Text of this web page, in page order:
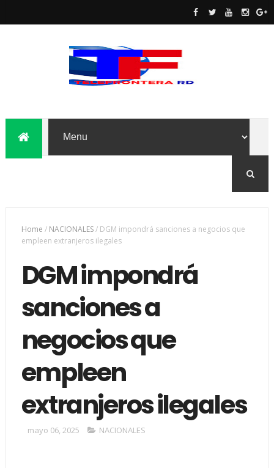
Home / NACIONALES/ DGM impondrá sanciones a negocios que
empleen extranjeros ilegales
DGM impondrá
sanciones a
negocios que
empleen
extranjeros ilegales
mayo 06, 2025 NACIONALES